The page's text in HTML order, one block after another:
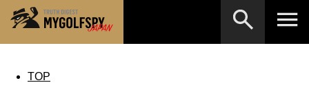
TOP
MOST WANTED